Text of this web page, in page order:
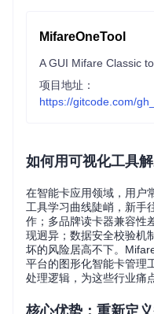
MifareOneTool
项目地址：
https://gitcode.com/
如何用可视化工具
在智能卡应用领域，用户
工具学习曲线陡峭，新手
作；多品牌读卡器兼容性
现迥异；数据安全校验机
坏的风险居高不下。
平台的图形化智能卡管理
处理逻辑，为这些行业痛
核心优势：重新定